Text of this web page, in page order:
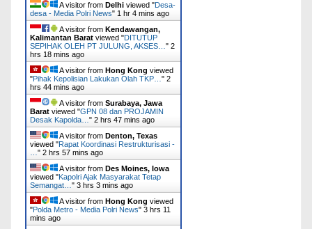
A visitor from Delhi viewed "Desa-
desa - Media Polri News" 1 hr 4 mins ago
A visitor from Kendawangan,
Kalimantan Barat viewed "DITUTUP
SEPIHAK OLEH PT JULUNG, AKSES… " 2
hrs 18 mins ago
A visitor from Hong Kong viewed
"Pihak Kepolisian Lakukan Olah TKP… " 2
hrs 44 mins ago
A visitor from Surabaya, Jawa
Barat viewed "GPN 08 dan PROJAMIN
Desak Kapolda… " 2 hrs 47 mins ago
A visitor from Denton, Texas
viewed "Rapat Koordinasi Restrukturisasi -
" 2 hrs 57 mins ago
A visitor from Des Moines, Iowa
viewed "Kapolri Ajak Masyarakat Tetap
Semangat… " 3 hrs 3 mins ago
A visitor from Hong Kong viewed
"Polda Metro - Media Polri News" 3 hrs 11
mins ago